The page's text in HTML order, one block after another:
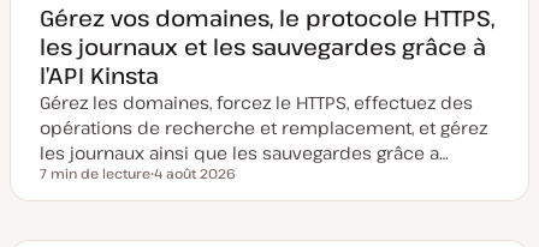
Gérez vos domaines, le protocole HTTPS,
les journaux et les sauvegardes grâce à
l’API Kinsta
Gérez les domaines, forcez le HTTPS, effectuez des
opérations de recherche et remplacement, et gérez
les journaux ainsi que les sauvegardes grâce a…
Temps de lecture
7 min de lecture
a
4 août 2026